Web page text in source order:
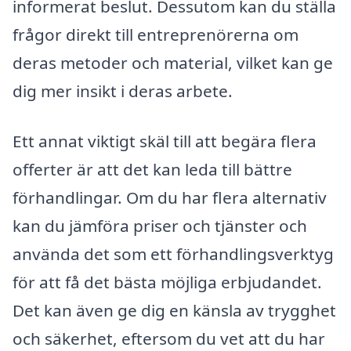
informerat beslut. Dessutom kan du ställa
frågor direkt till entreprenörerna om
deras metoder och material, vilket kan ge
dig mer insikt i deras arbete.
Ett annat viktigt skäl till att begära flera
offerter är att det kan leda till bättre
förhandlingar. Om du har flera alternativ
kan du jämföra priser och tjänster och
använda det som ett förhandlingsverktyg
för att få det bästa möjliga erbjudandet.
Det kan även ge dig en känsla av trygghet
och säkerhet, eftersom du vet att du har